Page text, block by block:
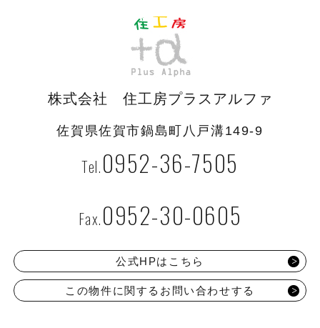
株式会社 住工房プラスアルファ
佐賀県佐賀市鍋島町八戸溝149-9
0952-36-7505
0952-30-0605
公式HPはこちら
この物件に関するお問い合わせする